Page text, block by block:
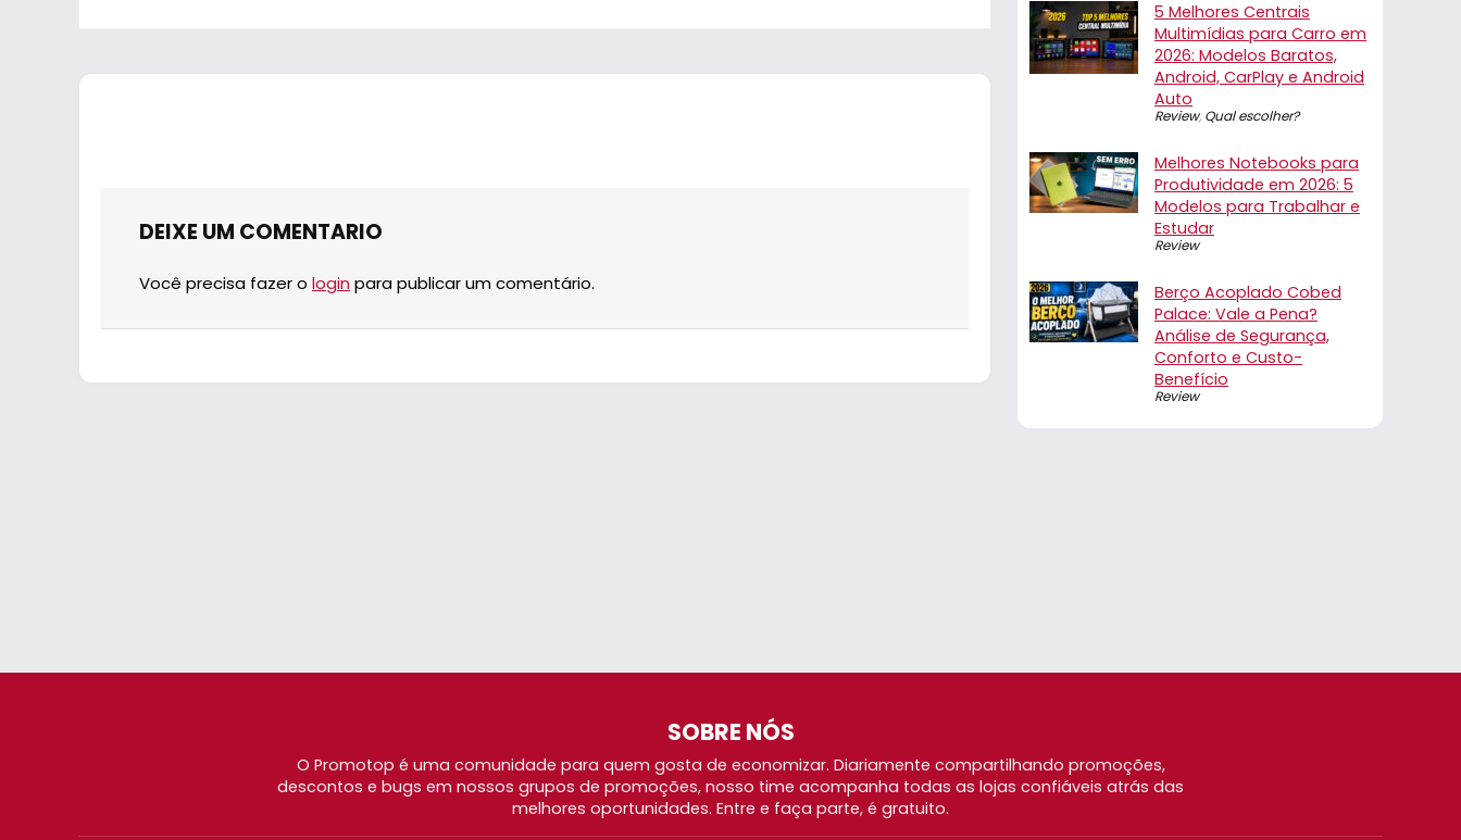
DEIXE UM COMENTARIO
Você precisa fazer o login para publicar um comentário.
5 Melhores Centrais
Multimídias para Carro em
2026: Modelos Baratos,
Android, CarPlay e Android
Auto
Review, Qual escolher?
Melhores Notebooks para
Produtividade em 2026: 5
Modelos para Trabalhar e
Estudar
Review
Berço Acoplado Cobed
Palace: Vale a Pena?
Análise de Segurança,
Conforto e Custo-
Benefício
Review
SOBRE NÓS
O Promotop é uma comunidade para quem gosta de economizar. Diariamente compartilhando promoções,
descontos e bugs em nossos grupos de promoções, nosso time acompanha todas as lojas confiáveis atrás das
melhores oportunidades. Entre e faça parte, é gratuito.